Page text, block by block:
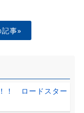
事»
！ ロードスター